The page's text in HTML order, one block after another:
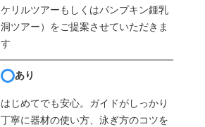
ケリルツアーもしくはパンプキン鍾乳
洞ツアー）をご提案させていただきま
す
あり
はじめてでも安心。ガイドがしっかり
丁寧に器材の使い方、泳ぎ方のコツを